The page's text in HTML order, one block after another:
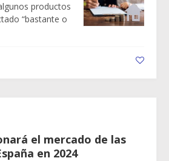
productos
“bastante o
el mercado de las
en 2024